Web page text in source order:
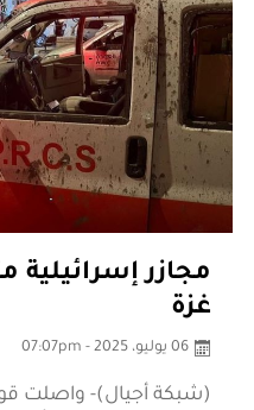
مجازر
غزة
06 يوليو، 2025 - 07:07pm
(شبكة أجيال)- واصلت